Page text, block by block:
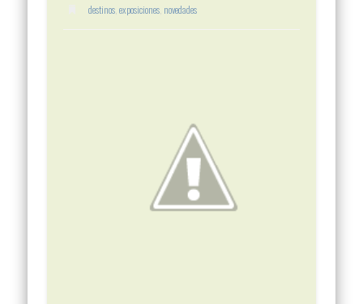
destinos ,exposiciones novedades